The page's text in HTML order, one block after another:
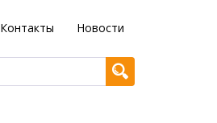
Контакты Новости